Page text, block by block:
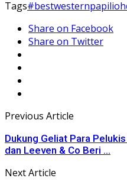
Tags
Share on Facebook
Share on Twitter
Previous Article
Dukung Geliat Para
dan Leeven & Co Beri ...
Next Article